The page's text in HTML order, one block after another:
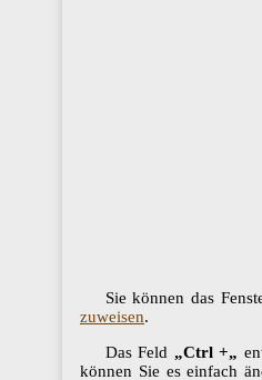
Sie können das
zuweisen.
Das Feld „Ctrl +„
können Sie es einfach